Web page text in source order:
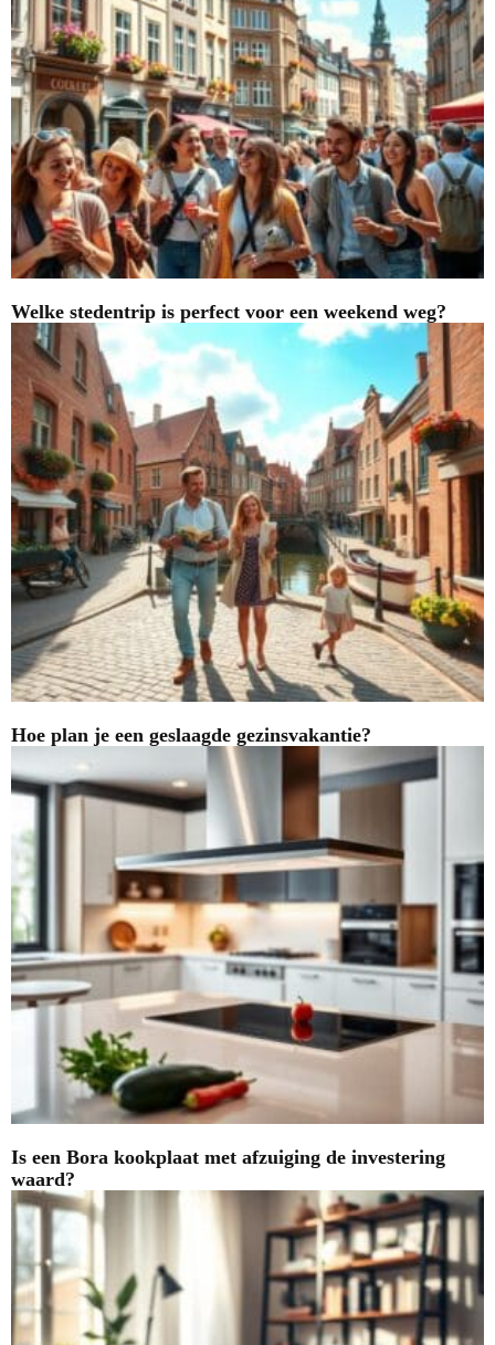
Welke stedentrip is perfect voor een weekend weg?
Hoe plan je een geslaagde gezinsvakantie?
Is een Bora kookplaat met afzuiging de investering
waard?